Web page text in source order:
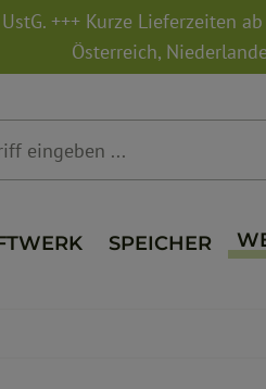
+++ Kurze Lieferzeiten
Österreich,
SPEICHER